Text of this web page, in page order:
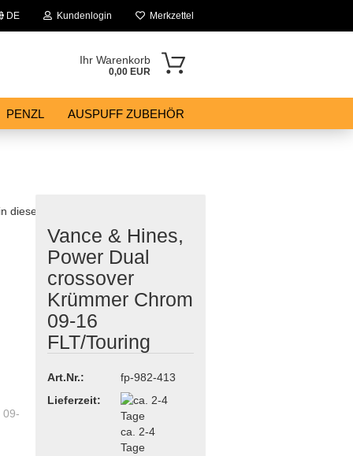
DE Kundenlogin Merkzettel
Ihr Warenkorb
0,00 EUR
PENZL AUSPUFF ZUBEHÖR
dieser Kategorie
Vance & Hines,
Power Dual
crossover
Krümmer Chrom
09-16
FLT/Touring
Art.Nr.:
fp-982-413
Lieferzeit:
ca. 2-4
Tage